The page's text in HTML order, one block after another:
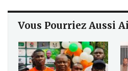
Vous Pourriez Aussi